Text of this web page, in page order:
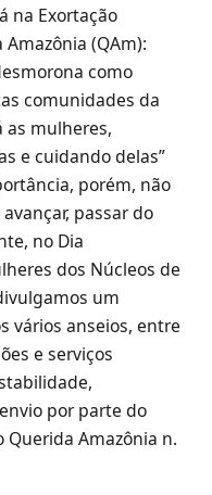
na Exortação
(QAm):
como
comunidades da
as mulheres,
e cuidando delas”
porém, não
passar do
no Dia
dos Núcleos de
um
vários anseios, entre
e serviços
por parte do
Querida Amazônia n.